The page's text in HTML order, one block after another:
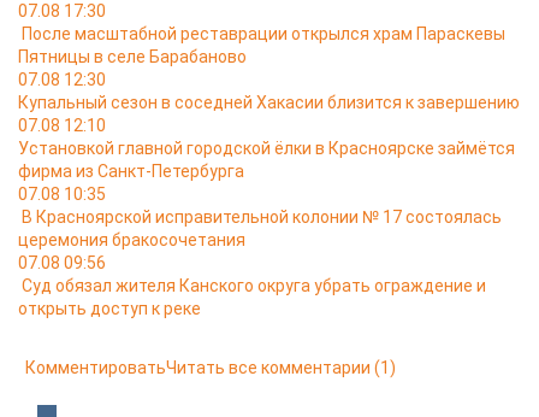
07.08 17:30
После масштабной реставрации открылся храм Параскевы
Пятницы в селе Барабаново
07.08 12:30
Купальный сезон в соседней Хакасии близится к завершению
07.08 12:10
Установкой главной городской ёлки в Красноярске займётся
фирма из Санкт-Петербурга
07.08 10:35
В Красноярской исправительной колонии № 17 состоялась
церемония бракосочетания
07.08 09:56
Суд обязал жителя Канского округа убрать ограждение и
открыть доступ к реке
КомментироватьЧитать все комментарии (1)